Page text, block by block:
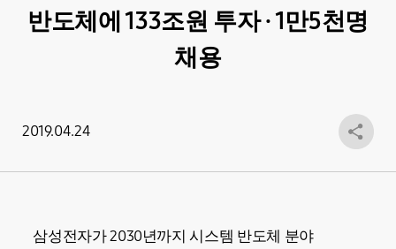
반도체에 133조원 투자 · 1만5천명
채용
2019.04.24
삼성전자가 2030년까지 시스템 반도체 분야